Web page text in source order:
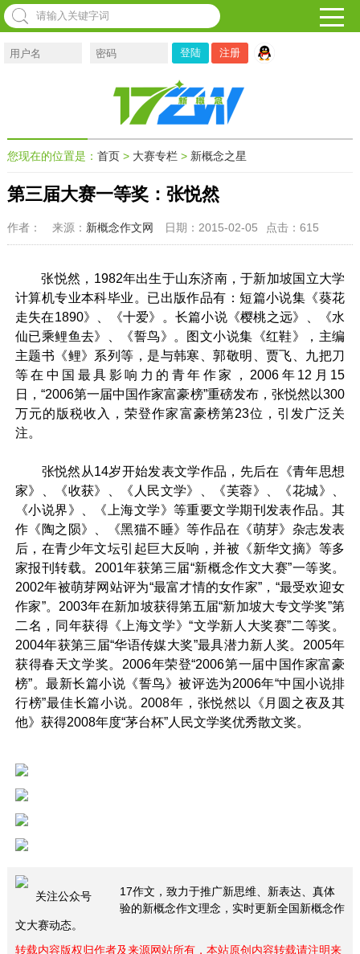
注册
您现在的位置是： 首页> 大赛专栏> 新概念之星
第三届大赛一等奖：张悦然
作者： 来源： 新概念作文网 日期：2015-02-05 点击： 615
张悦然，1982年出生于山东济南，于新加坡国立大学
计算机专业本科毕业。已出版作品有：短篇小说集《葵花
走失在1890》、《十爱》。长篇小说《樱桃之远》、《水
仙已乘鲤鱼去》、《誓鸟》。图文小说集《红鞋》，主编
主题书《鲤》系列等，是与韩寒、郭敬明、贾飞、九把刀
等在中国最具影响力的青年作家，2006年12月15
日，“2006第一届中国作家富豪榜”重磅发布，张悦然以300
万元的版税收入，荣登作家富豪榜第23位，引发广泛关
注。
张悦然从14岁开始发表文学作品，先后在《青年思想
家》、《收获》、《人民文学》、《芙蓉》、《花城》、
《小说界》、《上海文学》等重要文学期刊发表作品。其
作《陶之陨》、《黑猫不睡》等作品在《萌芽》杂志发表
后，在青少年文坛引起巨大反响，并被《新华文摘》等多
家报刊转载。2001年获第三届“新概念作文大赛”一等奖。
2002年被萌芽网站评为“最富才情的女作家”，“最受欢迎女
作家”。2003年在新加坡获得第五届“新加坡大专文学奖”第
二名，同年获得《上海文学》“文学新人大奖赛”二等奖。
2004年获第三届“华语传媒大奖”最具潜力新人奖。2005年
获得春天文学奖。2006年荣登“2006第一届中国作家富豪
榜”。最新长篇小说《誓鸟》被评选为2006年“中国小说排
行榜”最佳长篇小说。2008年，张悦然以《月圆之夜及其
他》获得2008年度“茅台杯”人民文学奖优秀散文奖。
关注公众号
17作文，致力于推广新思维、新表达、真体
验的新概念作文理念，实时更新全国新概念作
文大赛动态。
转载内容版权归作者及来源网站所有，本站原创内容转载请注明来